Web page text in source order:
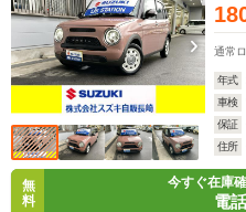
通常
年式
車検
保証
住所
無
料
今すぐ在庫
電